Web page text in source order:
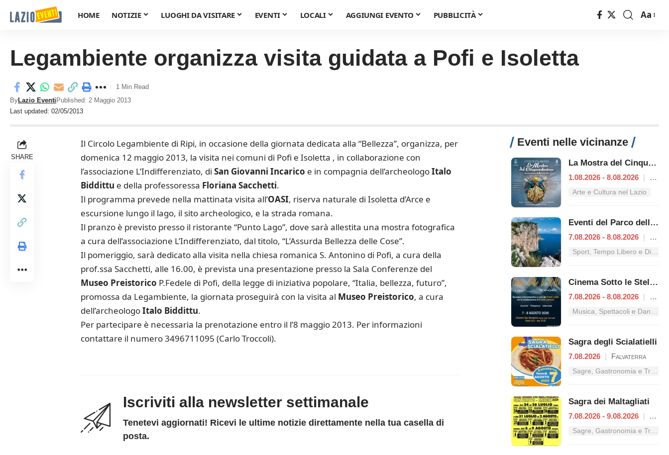
HOME NOTIZIE LUOGHI DA VISITARE EVENTI LOCALI AGGIUNGI EVENTO PUBBLICITÀ
Font
Aa
Legambiente organizza visita guidata a Pofi e Isoletta
Last updated: 02/05/2013
ByLazio Eventi Published: 2 Maggio 2013
1 Min Read
SHARE
Il Circolo Legambiente di Ripi, in occasione della giornata dedicata alla “Bellezza”, organizza, per
domenica 12 maggio 2013, la visita nei comuni di Pofi e Isoletta , in collaborazione con
l’associazione L’Indifferenziato, diSan Giovanni Incarico e in compagnia dell’archeologoItalo
Biddittu e della professoressa Floriana Sacchetti.
Il programma prevede nella mattinata visita all’OASI, riserva naturale di Isoletta d’Arce e
escursione lungo il lago, il sito archeologico, e la strada romana.
Il pranzo è previsto presso il ristorante “Punto Lago”, dove sarà allestita una mostra fotografica
a cura dell’associazione L’Indifferenziato, dal titolo, “L’Assurda Bellezza delle Cose”.
Il pomeriggio, sarà dedicato alla visita nella chiesa romanica S. Antonino di Pofi, a cura della
prof.ssa Sacchetti, alle 16.00, è prevista una presentazione presso la Sala Conferenze del
Museo Preistorico P.Fedele di Pofi, della legge di iniziativa popolare, “Italia, bellezza, futuro”,
promossa da Legambiente, la giornata proseguirà con la visita al Museo Preistorico, a cura
dell’archeologoItalo Biddittu.
Per partecipare è necessaria la prenotazione entro il l’8 maggio 2013. Per informazioni
contattare il numero 3496711095 (Carlo Troccoli).
Iscriviti alla newsletter settimanale
Tenetevi aggiornati! Ricevi le ultime notizie direttamente nella tua casella di
posta.
Eventi nelle vicinanze
La Mostra del Cinquantesimo
1.08.2026 - 8.08.2026 |
Arte e Cultura nel Lazio
Eventi del Parco della Riviera di Ulisse
7.08.2026 - 8.08.2026 |
Sport, Tempo Libero e Divertimento nel Lazio
Cinema Sotto le Stelle – Dal mito al pubblico
7.08.2026 - 8.08.2026 |
Musica, Spettacoli e Danza nel Lazio
Sagra degli Scialatielli
7.08.2026 | Falvaterra
Sagre, Gastronomia e Tradizioni nel Lazio
Sagra dei Maltagliati
7.08.2026 - 9.08.2026 |
Sagre, Gastronomia e Tradizioni nel Lazio